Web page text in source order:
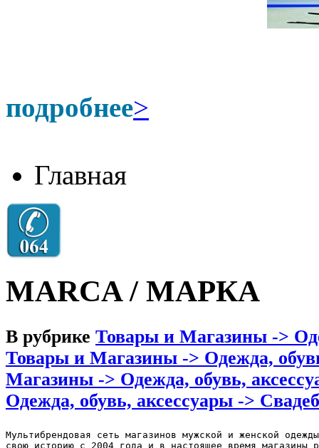
подробнее>
Главная
MARCA / МАРКА
В рубрике Товары и Магазины ->
Товары и Магазины -> Одежда,
Магазины -> Одежда, обувь,
Одежда, обувь, аксессуары ->
Мультибрендовая сеть магазинов мужской и женской одежды
свою историю с 2004 года и в настоящее время магазины